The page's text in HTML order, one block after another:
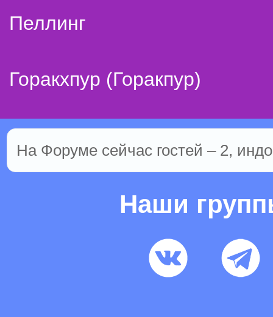
Пеллинг
Горакхпур (Горакпур)
На Форуме сейчас гостей – 2,
Наши